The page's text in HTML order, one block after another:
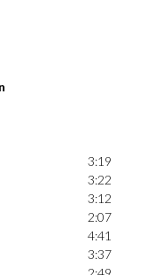
3:19
3:22
3:12
2:07
4:41
3:37